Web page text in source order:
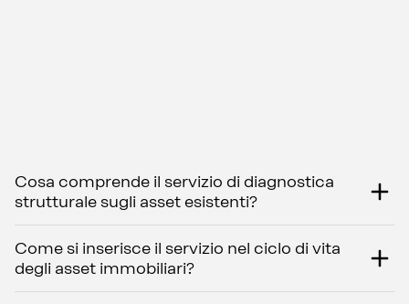
Cosa comprende il servizio di diagnostica
strutturale sugli asset esistenti?
Come si inserisce il servizio nel ciclo di vita
degli asset immobiliari?